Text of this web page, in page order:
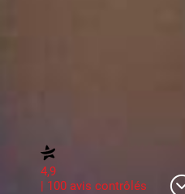
4,9
| 100 avis contrôlés